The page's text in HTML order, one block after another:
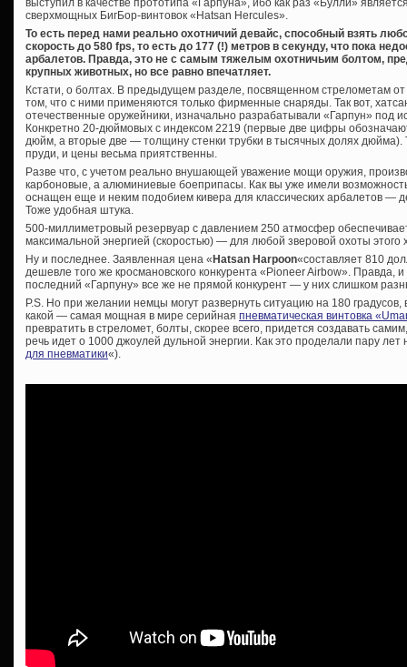
сверхмощных БигБор-винтовок «Hatsan Hercules».
То есть перед нами реально охотничий девайс, способный взять
скорость до 580 fps, то есть до 177 (!) метров в секунду, что пока
арбалетов. Правда, это не с самым тяжелым охотничьим болтом,
крупных животных, но все равно впечатляет.
Кстати, о болтах. В предыдущем разделе, посвященном стрелометам от
том, что с ними применяются только фирменные снаряды. Так вот,
отечественные оружейники, изначально разрабатывали «Гарпун» под
Конкретно 20-дюймовых с индексом 2219 (первые две цифры
дюйм, а вторые две — толщину стенки трубки в тысячных долях дюйма).
пруди, и цены весьма приятственны.
Разве что, с учетом реально внушающей уважение мощи оружия,
карбоновые, а алюминиевые боеприпасы. Как вы уже имели
оснащен еще и неким подобием кивера для классических арбалетов —
Тоже удобная штука.
500-миллиметровый резервуар с давлением 250 атмосфер
максимальной энергией (скоростью) — для любой зверовой охоты этого
Ну и последнее. Заявленная цена «Hatsan Harpoon«составляет 810
дешевле того же кросмановского конкурента «Pioneer Airbow». Правда,
последний «Гарпуну» все же не прямой конкурент — у них слишком
P.S. Но при желании немцы могут развернуть ситуацию на 180 градусов,
какой — самая мощная в мире серийная пневматическая винтовка
превратить в стреломет, болты, скорее всего, придется создавать
речь идет о 1000 джоулей дульной энергии. Как это проделали пару
для пневматики«).